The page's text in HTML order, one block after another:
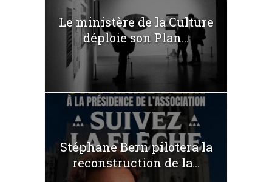
Le ministère de la Culture
déploie son Plan...
Stéphane Bern pilotera la
reconstruction de la...